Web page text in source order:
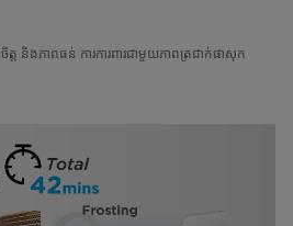
ត និងភាពធន់ ការការពារជាមួយភាពត្រជាក់ផាសុក